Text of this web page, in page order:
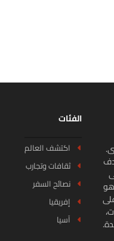
الفئات
اكتشف العالم
ثقافات وتجارب
نصائح السفر
إفريقيا
آسيا